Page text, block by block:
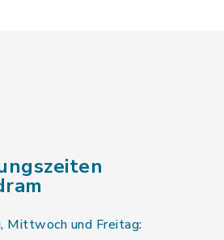
Mittwoch und Freitag: